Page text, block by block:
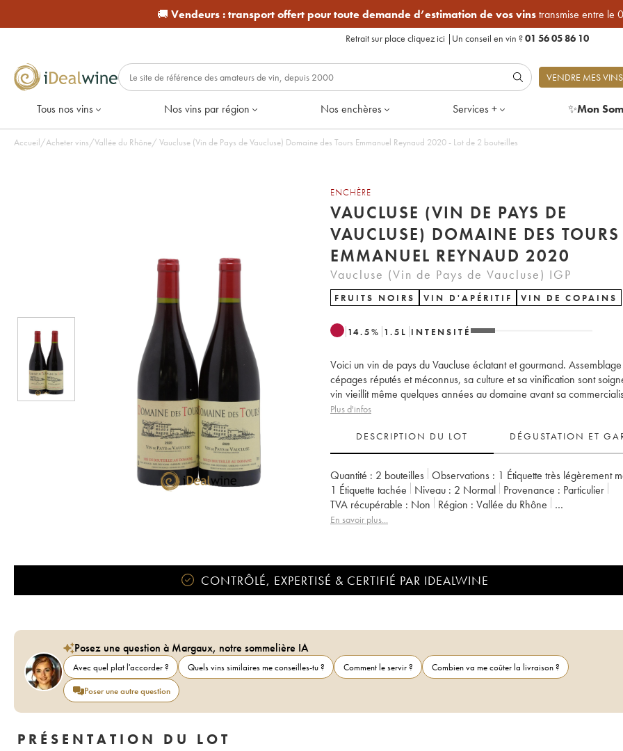
🚚 Vendeurs :transport offert pour toute demande d’estimation de vos vinstransmise entre le
Retrait sur place cliquez ici | Un conseil en vin ?01 56 05 86 10
VENDRE MES VINS
Tous nos vins Nos vins par région Nos enchères Services + ✨Mon
Accueil/Acheter vins/Vallée du Rhône/ Vaucluse (Vin de Pays de Vaucluse) Domaine des Tours Emmanuel Reynaud 2020 - Lot de 2 bouteilles
ENCHÈRE
VAUCLUSE (VIN DE PAYS DE
VAUCLUSE) DOMAINE DES TOURS
EMMANUEL REYNAUD 2020
Vaucluse (Vin de Pays de Vaucluse) IGP
FRUITS NOIRS VIN D'APÉRITIF VIN DE COPAINS
14.5% 1.5 L INTENSITÉ
Voici un vin de pays du Vaucluse éclatant et gourmand.
cépages réputés et méconnus, sa culture et sa vinification sont
vin vieillit même quelques années au domaine avant sa
Plus d'infos
DESCRIPTION DU LOT DÉGUSTATION ET
Quantité : 2 bouteilles Observations : 1 Étiquette très légèrement
1 Étiquette tachée
Niveau : 2 Normal Provenance : particulier
TVA récupérable :
non Région :
Vallée du Rhône
Appellation :
En savoir plus...
CONTRÔLÉ, EXPERTISÉ & CERTIFIÉ PAR IDEALWINE
Posez une question à Margaux, notre sommelière IA
Avec quel plat l'accorder ? Quels vins similaires me conseilles-tu ? Comment le servir ?
Combien va me coûter la livraison ?
Poser une autre question
PRÉSENTATION DU LOT